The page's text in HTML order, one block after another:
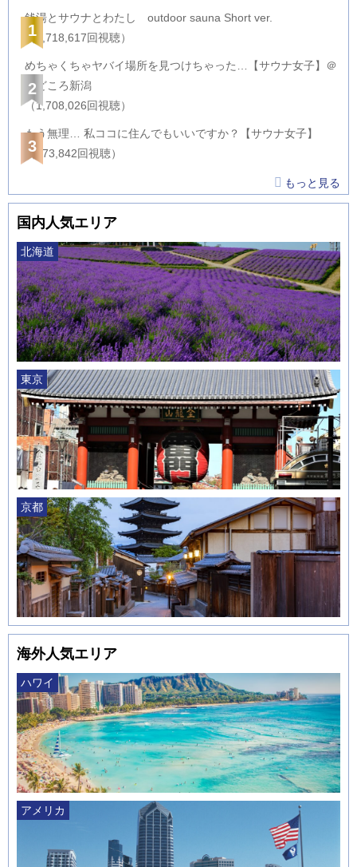
1
銭湯とサウナとわたし outdoor sauna Short ver.
（2,718,617回視聴）
2
めちゃくちゃヤバイ場所を見つけちゃった…【サウナ女子】＠
サどころ新潟
（1,708,026回視聴）
3
もう無理… 私ココに住んでもいいですか？【サウナ女子】
（873,842回視聴）
もっと見る
国内人気エリア
北海道
東京
京都
海外人気エリア
ハワイ
アメリカ